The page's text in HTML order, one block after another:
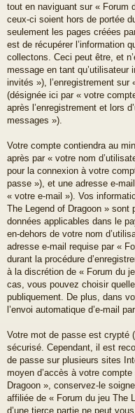
tout en naviguant sur « Forum
ceux-ci soient hors de portée
seulement les pages créées
est de récupérer l’information
collectons. Ceci peut être, et
message en tant qu’utilisateur
invités »), l’enregistrement sur
(désignée ici par « votre
après l’enregistrement et lors
messages »).
Votre compte contiendra au
après par « votre nom
pour la connexion à votre
passe »), et une adresse e-
« votre e-mail »). Vos
The Legend of Dragoon » sont
données applicables dans le
en-dehors de votre nom
adresse e-mail requise par «
durant la procédure
à la discrétion de « Forum du
cas, vous pouvez choisir
publiquement. De plus, dans
l’envoi automatique d’e-mail
Votre mot de passe est crypté
sécurisé. Cependant, il est
de passe sur plusieurs sites
moyen d’accès à votre
Dragoon », conservez-le
affiliée de « Forum du jeu The
d’une tierce partie ne peut